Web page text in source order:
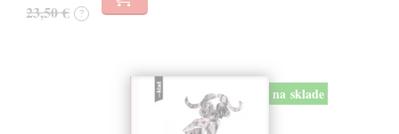
23,50 € ?
na sklade